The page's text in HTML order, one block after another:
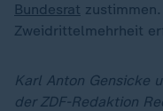
Bundesrat
Zweidrittelmehrheit
Karl Anton Gensicke
der ZDF-Redaktion